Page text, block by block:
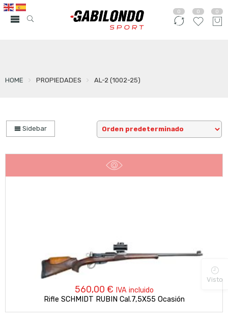
0 0 0
HOME PROPIEDADES AL-2 (1002-25)
Sidebar
560,00 € IVA incluido
Rifle SCHMIDT RUBIN Cal.7,5X55 Ocasión
Visto